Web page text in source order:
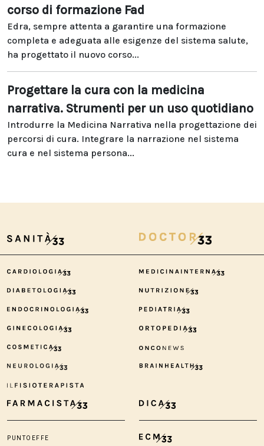
corso di formazione Fad
Edra, sempre attenta a garantire una formazione
completa e adeguata alle esigenze del sistema salute,
ha progettato il nuovo corso...
Progettare la cura con la medicina
narrativa. Strumenti per un uso quotidiano
Introdurre la Medicina Narrativa nella progettazione dei
percorsi di cura. Integrare la narrazione nel sistema
cura e nel sistema persona...